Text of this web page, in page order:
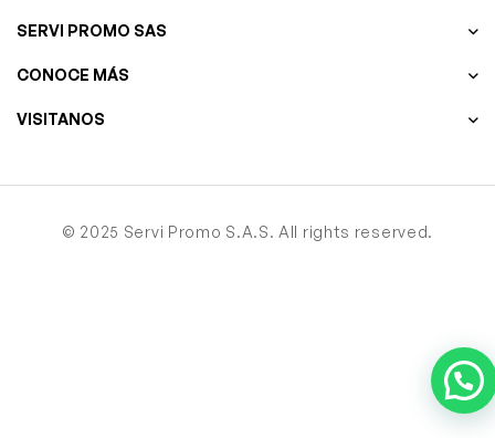
SERVI PROMO SAS
CONOCE MÁS
VISITANOS
© 2025 Servi Promo S.A.S. All rights reserved.